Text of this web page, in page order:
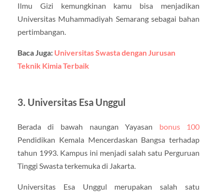
Ilmu Gizi kemungkinan kamu bisa menjadikan
Universitas Muhammadiyah Semarang sebagai bahan
pertimbangan.
Baca Juga: Universitas Swasta dengan Jurusan
Teknik Kimia Terbaik
3. Universitas Esa Unggul
Berada di bawah naungan Yayasan bonus 100
Pendidikan Kemala Mencerdaskan Bangsa terhadap
tahun 1993. Kampus ini menjadi salah satu Perguruan
Tinggi Swasta terkemuka di Jakarta.
Universitas Esa Unggul merupakan salah satu